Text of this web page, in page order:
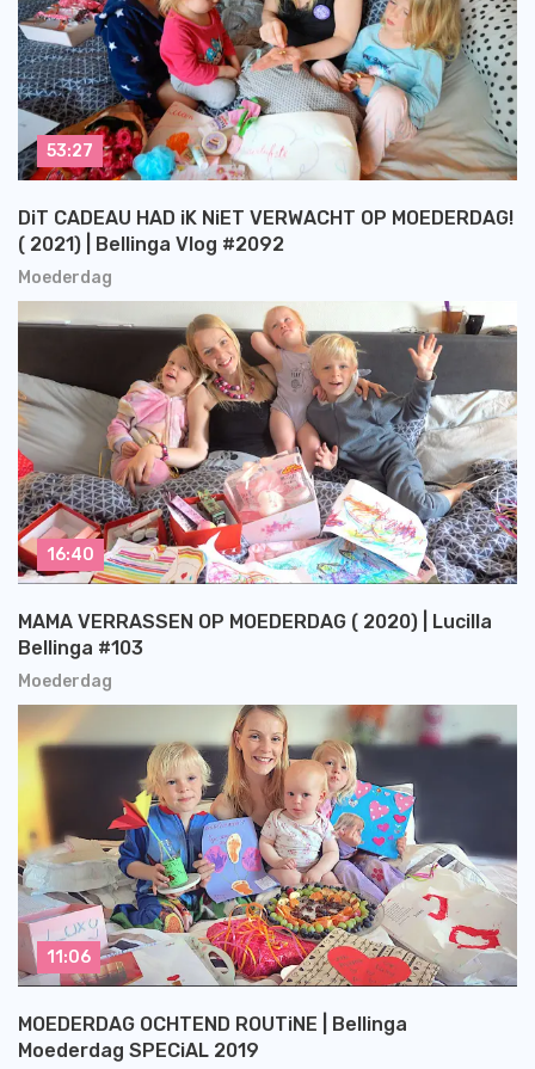
Moederdag
DiT CADEAU HAD iK NiET VERWACHT OP MOEDERDAG!
( 2021) | Bellinga Vlog #2092
53:27
Moederdag
MAMA VERRASSEN OP MOEDERDAG ( 2020) | Lucilla
Bellinga #103
16:40
MOEDERDAG OCHTEND ROUTiNE | Bellinga
Moederdag SPECiAL 2019
11:06